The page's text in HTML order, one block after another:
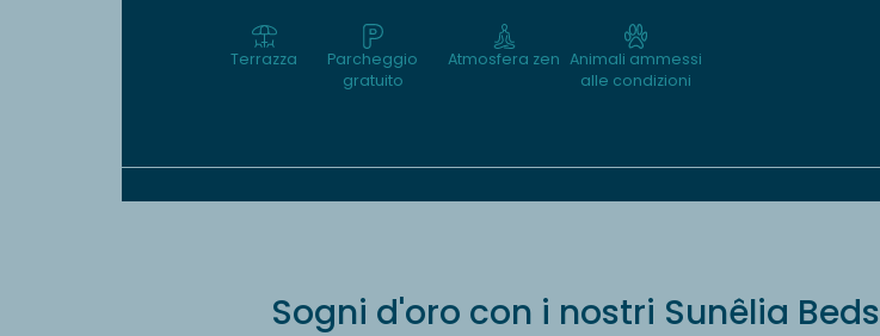
Terrazza
Parcheggio
gratuito
Atmosfera zen Animali ammessi
alle condizioni
Sogni d'oro con i nostri Sunêlia Beds